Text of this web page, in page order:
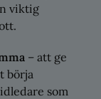
viktig
– att ge
börja
som